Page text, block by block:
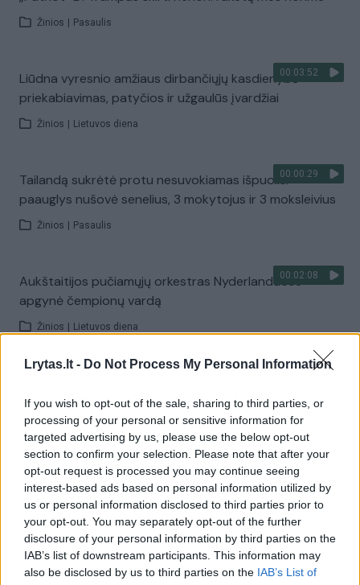
Lrytas.lt - Do Not Process My Personal Information
If you wish to opt-out of the sale, sharing to third parties, or
processing of your personal or sensitive information for
targeted advertising by us, please use the below opt-out
section to confirm your selection. Please note that after your
opt-out request is processed you may continue seeing
interest-based ads based on personal information utilized by
us or personal information disclosed to third parties prior to
your opt-out. You may separately opt-out of the further
disclosure of your personal information by third parties on the
IAB’s list of downstream participants. This information may
also be disclosed by us to third parties on the IAB’s List of
Žinios Pasaulis
00:03:52
Liūdna vyresnio amžiaus dirbančiųjų kasdienybė –
priekabiavimas, patyčios ir užgaulūs įvardžiai
Žinios Lietuvos diena
00:00:29
Tailandą sukrėtė protu nesuvokiamas išpuolis:
paauglys nušovė senelius, 3 mokytojus ir 3 moksleivius
Žinios Pasaulis
00:02:08
Aukštaitijos pučiamųjų orkestras Nyderlanduose
apgynė čempionų vardą
Žinios Lietuvos diena
Žiūrimiausi įrašai
00:00:30
Vaizdai iš tragiškos avarijos Vilniaus r.: dviejų moterų ir
vaiko gyvybių išgelbėti nepavyko
Žinios Lietuvos diena